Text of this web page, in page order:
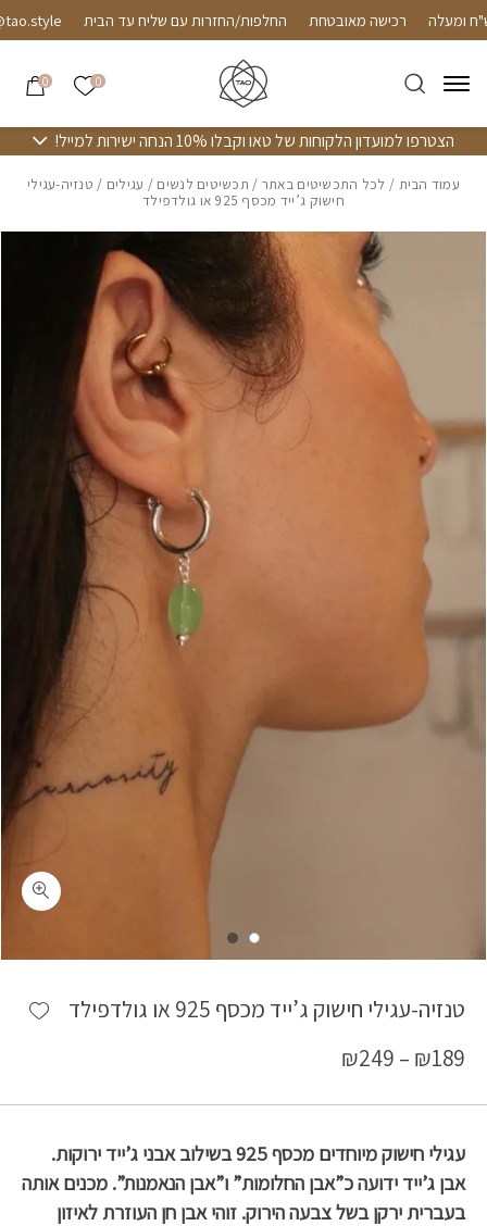
Skip to Content רכישה מאובטחת החלפות/החזרות עם שליח עד הבית
0 הרשימה
0
הצטרפו למועדון הלקוחות של טאו וקבלו 10% הנחה ישירות למייל!
עמוד הבית / לכל התכשיטים באתר / תכשיטים לנשים / עגילים / טנזיה-עגילי
חישוק ג’ייד מכסף 925 או גולדפילד
טנזיה-עגילי חישוק ג’ייד מכסף 925 או גולדפילד
₪189
–
₪249
עגילי חישוק מיוחדים מכסף 925 בשילוב אבני ג’ייד ירוקות.
אבן ג’ייד ידועה כ”אבן החלומות” ו”אבן הנאמנות”. מכנים אותה
בעברית ירקן בשל צבעה הירוק. זוהי אבן חן העוזרת לאיזון
בחזרה למעלה